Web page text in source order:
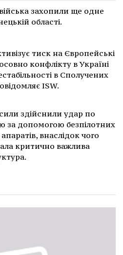
війська захопили ще одне
області.
тиск на Європейські
конфлікту в Україні
в Сполучених
ISW.
сили здійснили удар по
за допомогою безпілотних
внаслідок чого
критично важлива